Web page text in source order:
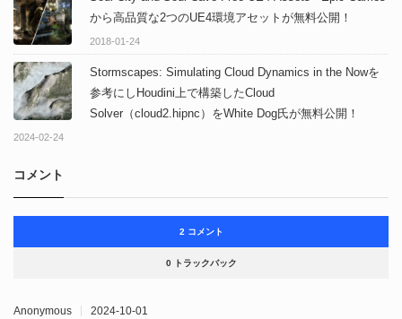
から高品質な2つのUE4環境アセットが無料公開！
2018-01-24
Stormscapes: Simulating Cloud Dynamics in the Nowを
参考にしHoudini上で構築したCloud
Solver（cloud2.hipnc）をWhite Dog氏が無料公開！
2024-02-24
コメント
2 コメント
0 トラックバック
Anonymous 2024-10-01